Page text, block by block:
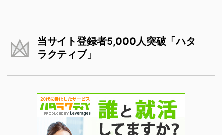
当サイト登録者5,000人突破「ハタ
ラクティブ」